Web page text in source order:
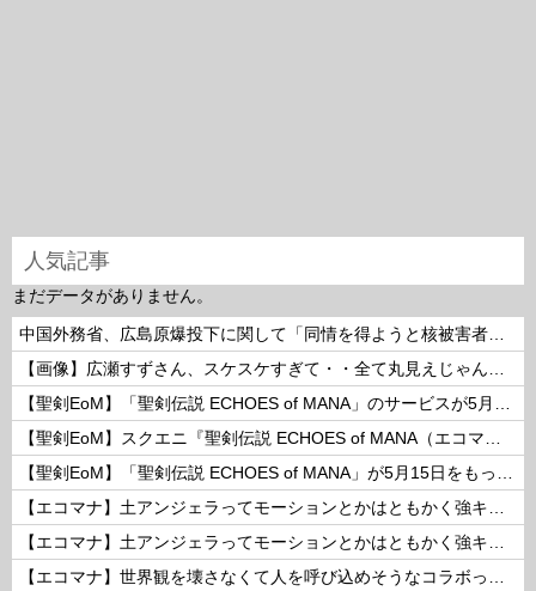
人気記事
まだデータがありません。